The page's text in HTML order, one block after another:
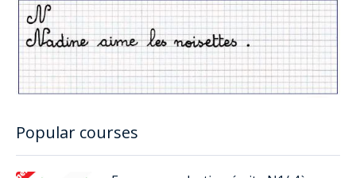
Popular courses